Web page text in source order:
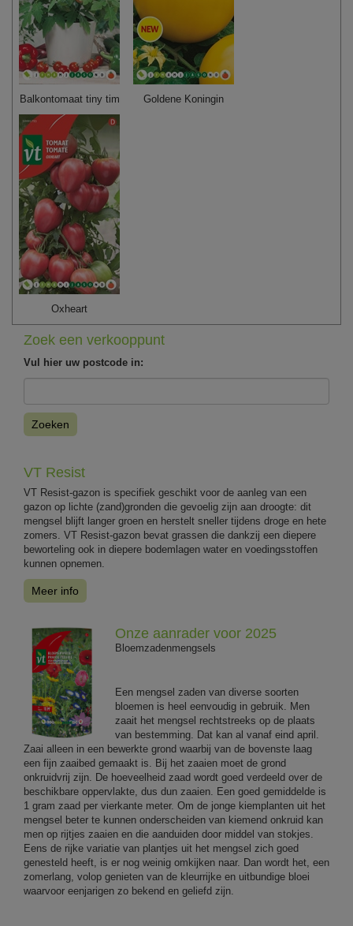
Balkontomaat tiny tim Goldene Koningin
Oxheart
Zoek een verkooppunt
Vul hier uw postcode in:
Zoeken
VT Resist
VT Resist-gazon is specifiek geschikt voor de aanleg van een
gazon op lichte (zand)gronden die gevoelig zijn aan droogte: dit
mengsel blijft langer groen en herstelt sneller tijdens droge en hete
zomers. VT Resist-gazon bevat grassen die dankzij een diepere
beworteling ook in diepere bodemlagen water en voedingsstoffen
kunnen opnemen.
Meer info
Onze aanrader voor 2025
Bloemzadenmengsels
Een mengsel zaden van diverse soorten
bloemen is heel eenvoudig in gebruik. Men
zaait het mengsel rechtstreeks op de plaats
van bestemming. Dat kan al vanaf eind april.
Zaai alleen in een bewerkte grond waarbij van de bovenste laag
een fijn zaaibed gemaakt is. Bij het zaaien moet de grond
onkruidvrij zijn. De hoeveelheid zaad wordt goed verdeeld over de
beschikbare oppervlakte, dus dun zaaien. Een goed gemiddelde is
1 gram zaad per vierkante meter. Om de jonge kiemplanten uit het
mengsel beter te kunnen onderscheiden van kiemend onkruid kan
men op rijtjes zaaien en die aanduiden door middel van stokjes.
Eens de rijke variatie van plantjes uit het mengsel zich goed
genesteld heeft, is er nog weinig omkijken naar. Dan wordt het, een
zomerlang, volop genieten van de kleurrijke en uitbundige bloei
waarvoor eenjarigen zo bekend en geliefd zijn.